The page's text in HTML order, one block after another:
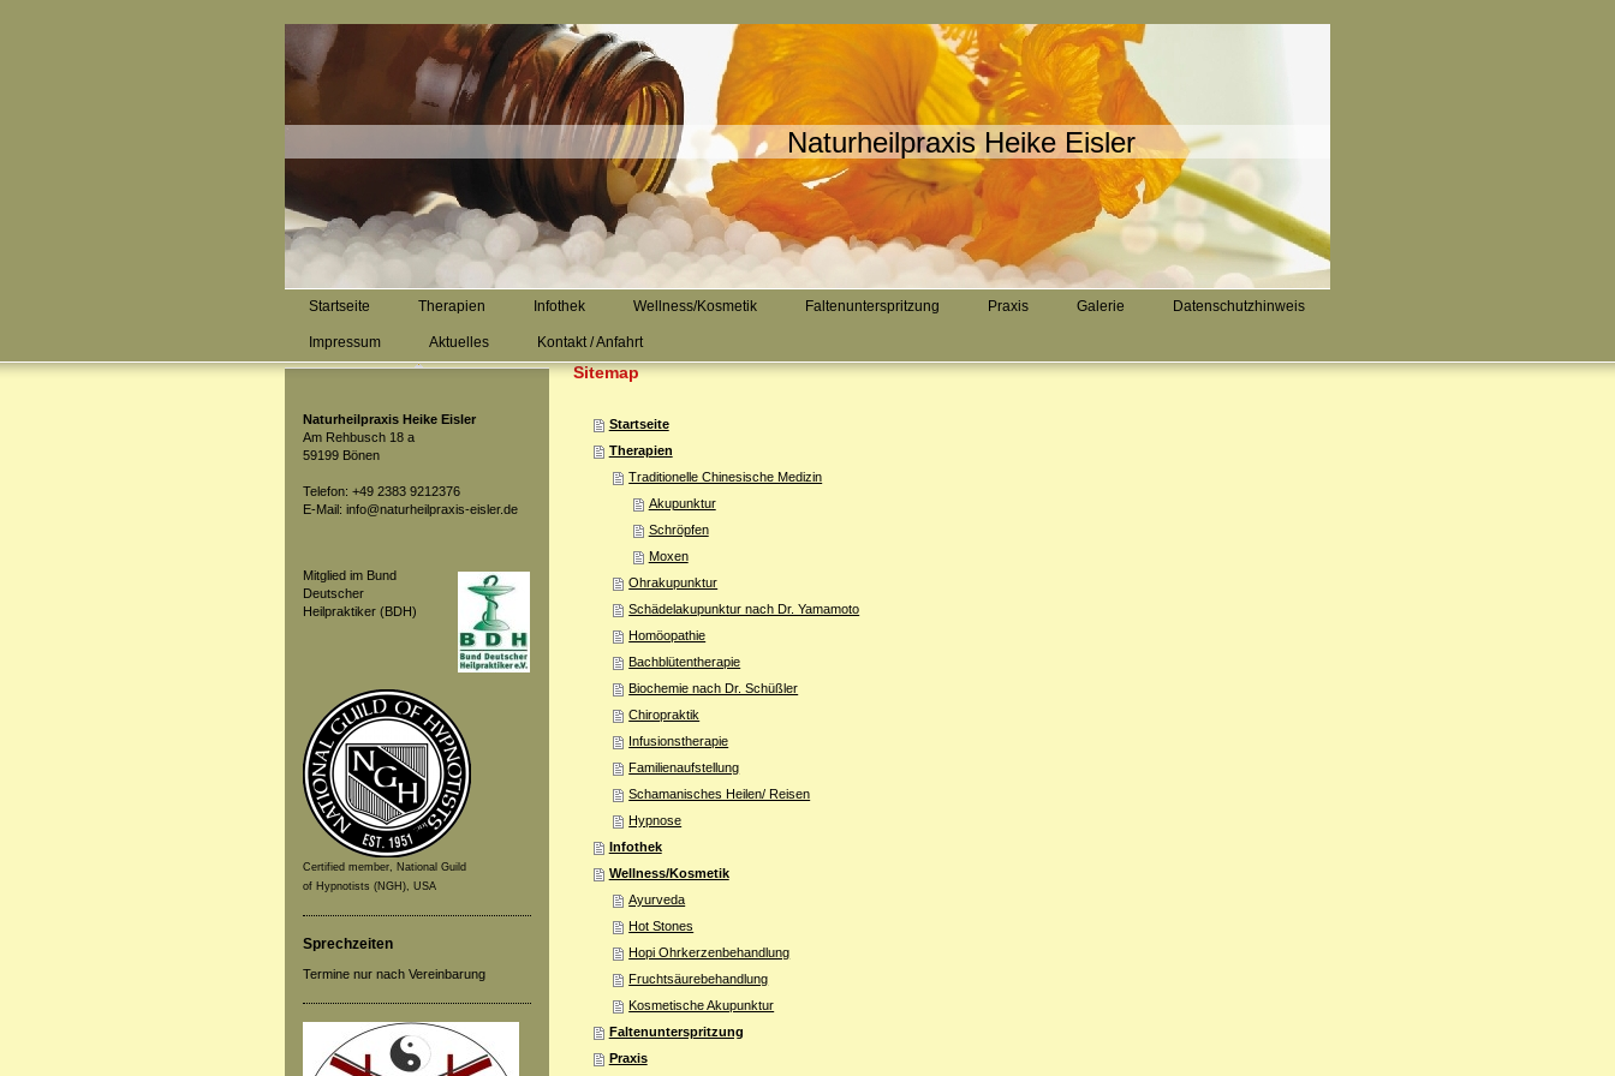
Naturheilpraxis Heike Eisler
Startseite Therapien Infothek Wellness/Kosmetik Faltenunterspritzung Praxis Galerie Datenschutzhinweis
Impressum Aktuelles Kontakt / Anfahrt
Naturheilpraxis Heike Eisler
Am Rehbusch 18 a
59199 Bönen
Telefon: +49 2383 9212376
E-Mail: info@naturheilpraxis-eisler.de
Mitglied im Bund
Deutscher
Heilpraktiker (BDH)
Certified member, National Guild
of Hypnotists (NGH), USA
Sprechzeiten
Termine nur nach Vereinbarung
Sitemap
Startseite
Therapien
Traditionelle Chinesische Medizin
Akupunktur
Schröpfen
Moxen
Ohrakupunktur
Schädelakupunktur nach Dr. Yamamoto
Homöopathie
Bachblütentherapie
Biochemie nach Dr. Schüßler
Chiropraktik
Infusionstherapie
Familienaufstellung
Schamanisches Heilen/ Reisen
Hypnose
Infothek
Wellness/Kosmetik
Ayurveda
Hot Stones
Hopi Ohrkerzenbehandlung
Fruchtsäurebehandlung
Kosmetische Akupunktur
Faltenunterspritzung
Praxis